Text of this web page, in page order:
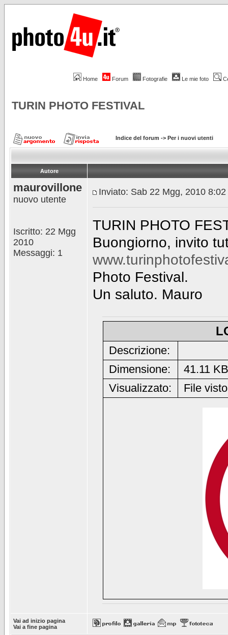
Home Forum Fotografie Le mie foto
TURIN PHOTO FESTIVAL
Indice del forum -> Per i nuovi utenti
Autore
maurovillone
nuovo utente
Iscritto: 22 Mgg
2010
Messaggi: 1
Inviato: Sab 22 Mgg, 2010 8:02
TURIN PHOTO
Buongiorno, invito
Photo Festival.
Un saluto. Mauro
Descrizione:
Dimensione:
41.11 KB
Visualizzato:
File
Vai ad inizio pagina
Vai a fine pagina